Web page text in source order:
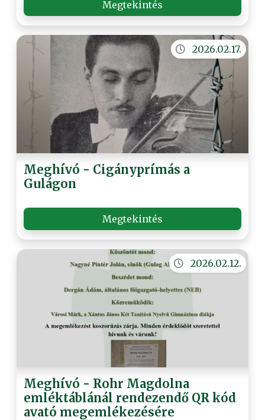
Megtekintés
2026.02.17.
Meghívó - Cigányprímás a
Gulágon
Megtekintés
2026.02.12.
Meghívó - Rohr Magdolna
emléktáblánál rendezendő QR kód
avató megemlékezésére